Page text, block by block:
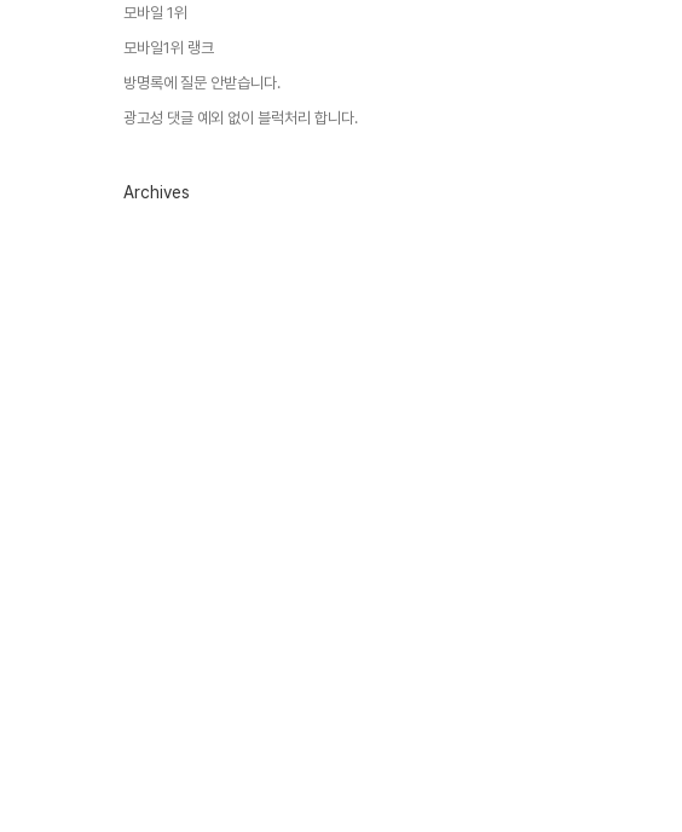
모바일 1위
모바일1위 랭크
방명록에 질문 안받습니다.
광고성 댓글 예외 없이 블럭처리 합니다.
Archives